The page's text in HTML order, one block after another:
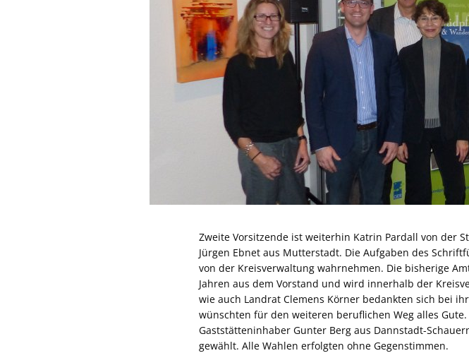
Zweite Vorsitzende ist weiterhin Katrin Pardall von der
Jürgen Ebnet aus Mutterstadt. Die Aufgaben des
von der Kreisverwaltung wahrnehmen. Die bisherige
Jahren aus dem Vorstand und wird innerhalb der
wie auch Landrat Clemens Körner bedankten sich bei
wünschten für den weiteren beruflichen Weg alles
Gaststätteninhaber Gunter Berg aus Dannstadt-
gewählt. Alle Wahlen erfolgten ohne Gegenstimmen.